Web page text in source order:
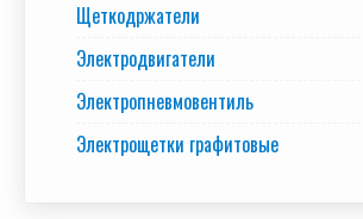
Щеткодржатели
Электродвигатели
Электропневмовентиль
Электрощетки графитовые